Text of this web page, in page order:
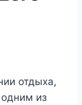
отдыха,
одним из